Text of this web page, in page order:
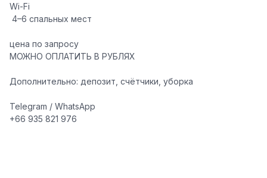
Wi-Fi
‍‍‍ 4–6 спальных мест
цена по запросу
МОЖНО ОПЛАТИТЬ В РУБЛЯХ
Дополнительно: депозит, счётчики, уборка
Telegram / WhatsApp
+66 935 821 976